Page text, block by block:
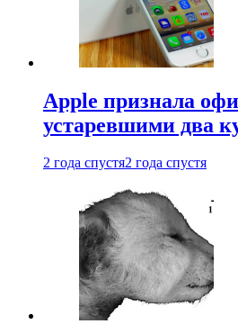
Apple признала
устаревшими два
2 года спустя2 года спустя